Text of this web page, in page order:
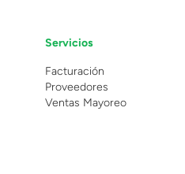
Servicios
Facturación
Proveedores
Ventas Mayoreo